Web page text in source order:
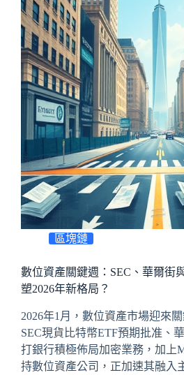
區塊鏈
數位資產關鍵週：SEC、華爾街
塑2026年新格局？
2026年1月，數位資產市場迎來關
SEC現貨比特幣ETF預期批准、
打銀行積極佈局加密業務，加上
持數位資產公司，正加速其融入